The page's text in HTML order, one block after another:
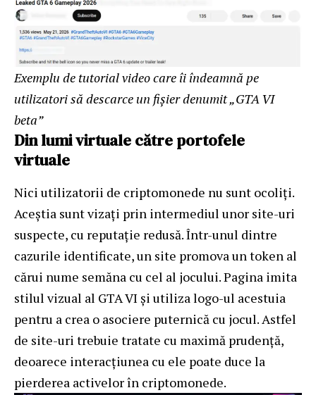
Exemplu de tutorial video care îi îndeamnă pe
utilizatori să descarce un fișier denumit „GTA VI
beta”
Din lumi virtuale către portofele
virtuale
Nici utilizatorii de criptomonede nu sunt ocoliți.
Aceștia sunt vizați prin intermediul unor site-uri
suspecte, cu reputație redusă. Într-unul dintre
cazurile identificate, un site promova un token al
cărui nume semăna cu cel al jocului. Pagina imita
stilul vizual al GTA VI și utiliza logo-ul acestuia
pentru a crea o asociere puternică cu jocul. Astfel
de site-uri trebuie tratate cu maximă prudență,
deoarece interacțiunea cu ele poate duce la
pierderea activelor în criptomonede.